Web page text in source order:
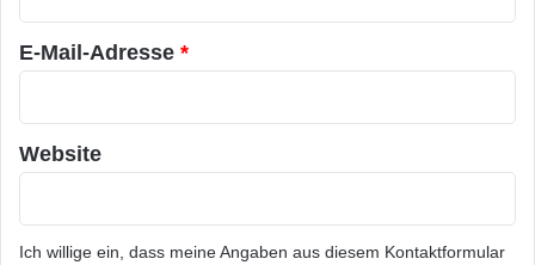
*
E-Mail-Adresse *
Website
Ich willige ein, dass meine Angaben aus diesem Kontaktformular